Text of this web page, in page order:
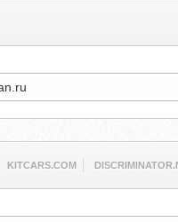
KITCARS.COM